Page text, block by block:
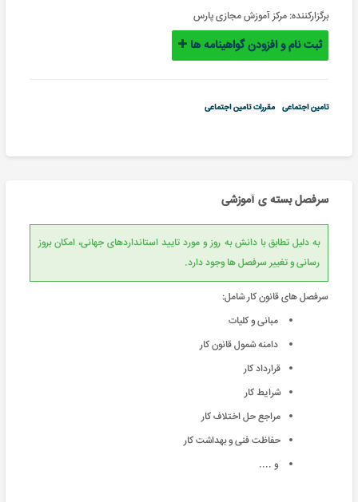
برگزارکننده: مرکز آموزش مجازی پارس
ثبت نام و افزودن گواهینامه ها
تامین اجتماعی مقررات تامین اجتماعی
سرفصل بسته ی آموزشی
به دلیل تطابق با دانش به روز و مورد تایید استانداردهای جهانی، امکان بروز
رسانی و تغییر سرفصل ها وجود دارد.
سرفصل های قانون کار شامل:
مبانی و کلیات
دامنه شمول قانون کار
قرارداد کار
شرایط کار
مراجع حل اختلاف کار
حفاظت فنی و بهداشت کار
و ....